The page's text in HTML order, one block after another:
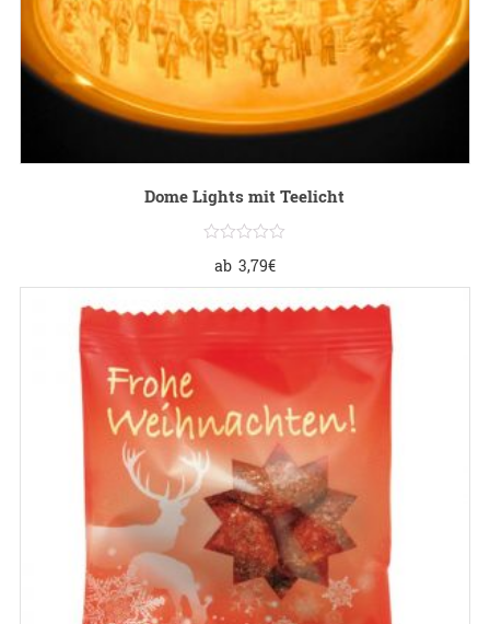
Dome Lights mit Teelicht
ab 3,79€